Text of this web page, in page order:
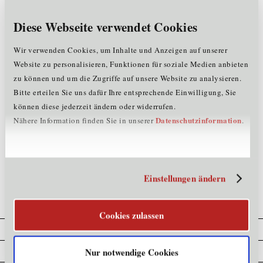
Diese Webseite verwendet Cookies
Wir verwenden Cookies, um Inhalte und Anzeigen auf unserer
Website zu personalisieren, Funktionen für soziale Medien anbieten
zu können und um die Zugriffe auf unsere Website zu analysieren.
Bitte erteilen Sie uns dafür Ihre entsprechende Einwilligung, Sie
können diese jederzeit ändern oder widerrufen.
Nähere Information finden Sie in unsererDatenschutzinformation.
Einstellungen ändern
Cookies zulassen
Nur notwendige Cookies
drücken Sie danach die F5-Taste (Refresh) oder starten
Tipps, wie Sie den Browserverlauf Ihres Computers
löschen können, finden Siehier.
Sollte das Problem weiterhin bestehen, wenden Sie sich
bitte vertrauensvoll an unser Team untert+43.
(0)512.576262 oder perEmail.
Cookie Erklärung